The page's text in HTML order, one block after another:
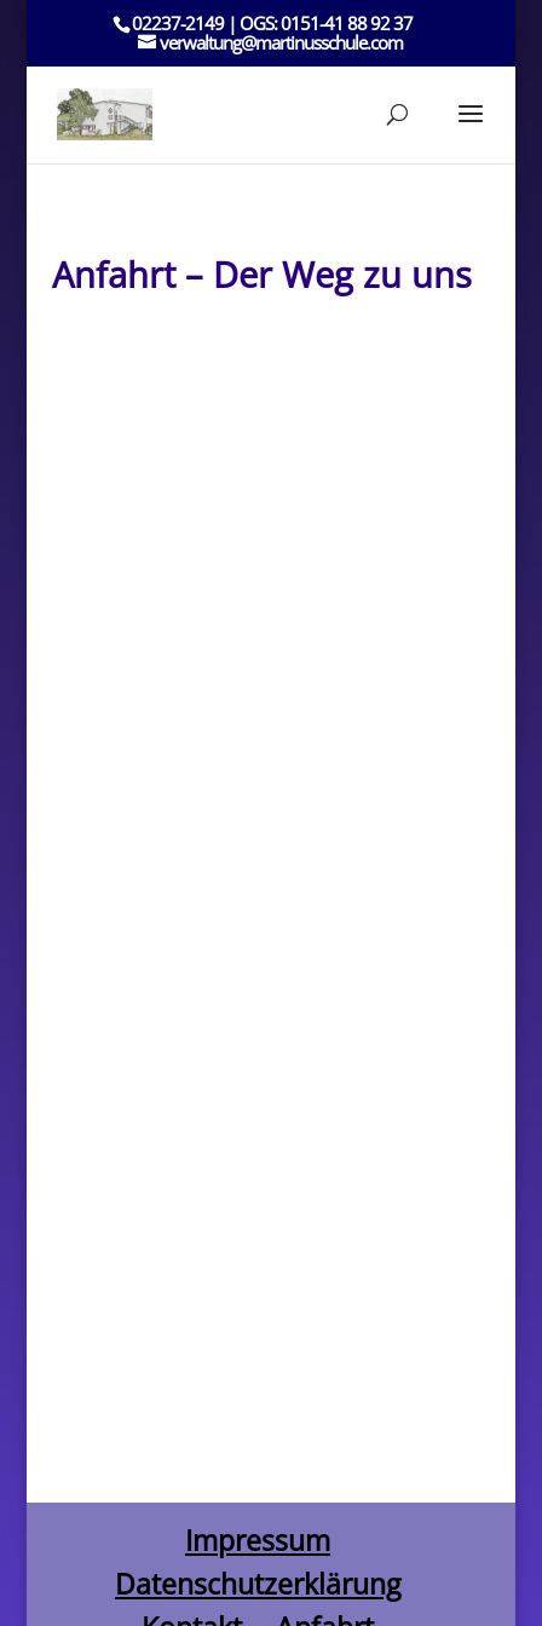
02237-2149 | OGS: 0151-41 88 92 37
verwaltung@martinusschule.com
Anfahrt – Der Weg zu uns
Impressum
Datenschutzerklärung